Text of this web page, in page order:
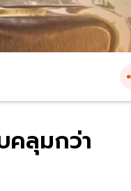
คลุมกว่า